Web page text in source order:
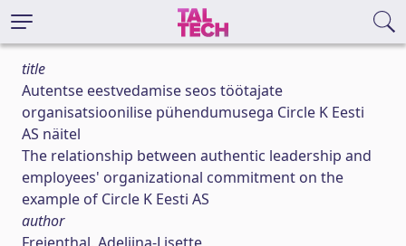
title
Autentse eestvedamise seos töötajate
organisatsioonilise pühendumusega Circle K Eesti
AS näitel
The relationship between authentic leadership and
employees' organizational commitment on the
example of Circle K Eesti AS
author